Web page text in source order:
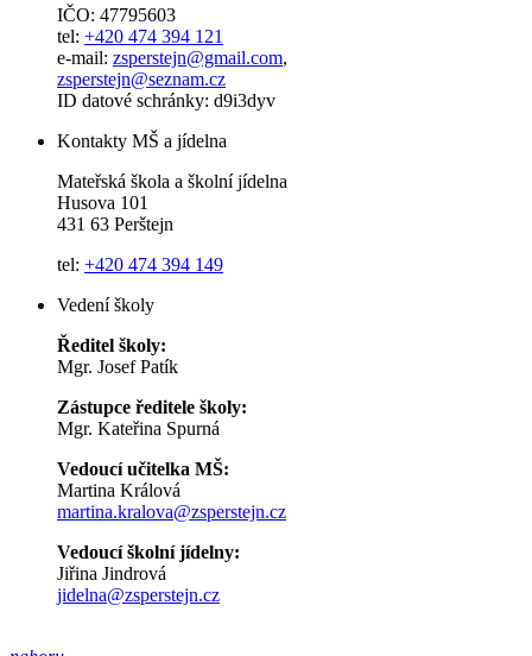
IČO: 47795603
tel: +420 474 394 121
e-mail: zsperstejn@gmail.com,
zsperstejn@seznam.cz
ID datové schránky: d9i3dyv
Kontakty MŠ a jídelna
Mateřská škola a školní jídelna
Husova 101
431 63 Perštejn
tel: +420 474 394 149
Vedení školy
Ředitel školy:
Mgr. Josef Patík
Zástupce ředitele školy:
Mgr. Kateřina Spurná
Vedoucí učitelka MŠ:
Martina Králová
martina.kralova@zsperstejn.cz
Vedoucí školní jídelny:
Jiřina Jindrová
jidelna@zsperstejn.cz